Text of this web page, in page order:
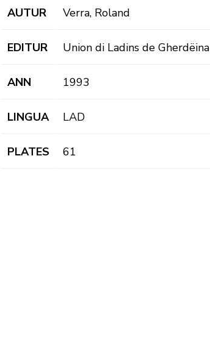
AUTUR Verra, Roland
EDITUR Union di Ladins de Gherdëina
ANN 1993
LINGUA LAD
PLATES 61